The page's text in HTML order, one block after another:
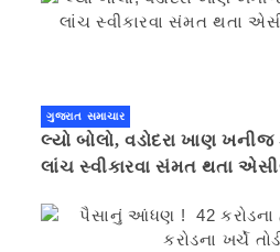
ગુજરાત સમાચાર
લ્યો બોલો, વડોદરા ખાણ
લાંચ સ્વીકારવા સંમત થતા